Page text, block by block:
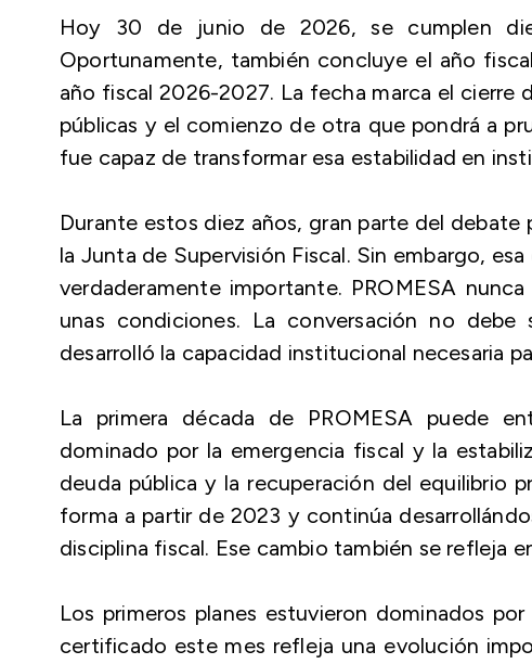
Hoy 30 de junio de 2026, se cumplen
Oportunamente, también concluye el año
año fiscal 2026-2027. La fecha marca el cierre
públicas y el comienzo de otra que pondrá a
fue capaz de transformar esa estabilidad en
Durante estos diez años, gran parte del
la Junta de Supervisión Fiscal. Sin embargo,
verdaderamente importante. PROMESA
unas condiciones. La conversación no
desarrolló la capacidad institucional necesaria
La primera década de PROMESA puede
dominado por la emergencia fiscal y la
deuda pública y la recuperación del equilibrio
forma a partir de 2023 y continúa
disciplina fiscal. Ese cambio también se refleja
Los primeros planes estuvieron dominados
certificado este mes refleja una evolución